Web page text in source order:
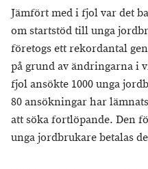
Jämfört med i fjol var det
om startstöd till unga
företogs ett rekordantal
på grund av ändringarna i
fjol ansökte 1000 unga
80 ansökningar har
att söka fortlöpande. Den
unga jordbrukare betalas